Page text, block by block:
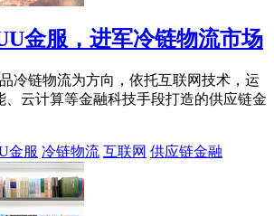
金服，进军冷链物流市场
冷链物流为方向，依托互联网技术，运
、云计算等金融科技手段打造的供应链金
金服 冷链物流 互联网 供应链金融